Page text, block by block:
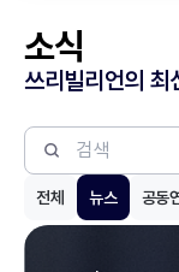
소식
쓰리빌리언의 최
전체 뉴스 공동